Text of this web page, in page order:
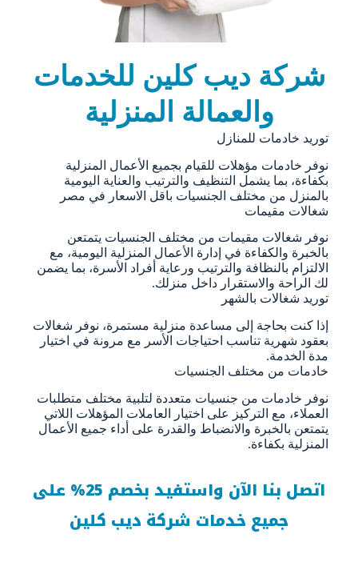
شركة ديب كلين للخدمات
والعمالة المنزلية
توريد خادمات للمنازل
نوفر خادمات مؤهلات للقيام بجميع الأعمال المنزلية
بكفاءة، بما يشمل التنظيف والترتيب والعناية اليومية
بالمنزل من مختلف الجنسيات باقل الاسعار في مصر
شغالات مقيمات
نوفر شغالات مقيمات من مختلف الجنسيات يتمتعن
بالخبرة والكفاءة في إدارة الأعمال المنزلية اليومية، مع
الالتزام بالنظافة والترتيب ورعاية أفراد الأسرة، بما يضمن
لك الراحة والاستقرار داخل منزلك.
توريد شغالات بالشهر
إذا كنت بحاجة إلى مساعدة منزلية مستمرة، نوفر شغالات
بعقود شهرية تناسب احتياجات الأسر مع مرونة في اختيار
مدة الخدمة.
خادمات من مختلف الجنسيات
نوفر خادمات من جنسيات متعددة لتلبية مختلف متطلبات
العملاء، مع التركيز على اختيار العاملات المؤهلات اللاتي
يتمتعن بالخبرة والانضباط والقدرة على أداء جميع الأعمال
المنزلية بكفاءة.
اتصل بنا الآن واستفيد بخصم 25% على
جميع خدمات شركة ديب كلين